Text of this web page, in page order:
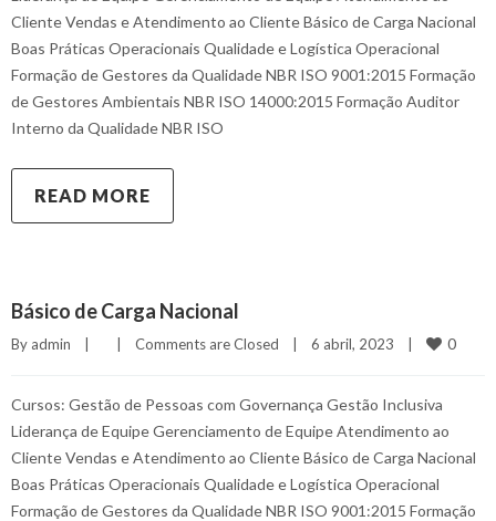
Cliente Vendas e Atendimento ao Cliente Básico de Carga Nacional
Boas Práticas Operacionais Qualidade e Logística Operacional
Formação de Gestores da Qualidade NBR ISO 9001:2015 Formação
de Gestores Ambientais NBR ISO 14000:2015 Formação Auditor
Interno da Qualidade NBR ISO
READ MORE
Básico de Carga Nacional
By admin Comments are Closed 6 abril, 2023 0
Cursos: Gestão de Pessoas com Governança Gestão Inclusiva
Liderança de Equipe Gerenciamento de Equipe Atendimento ao
Cliente Vendas e Atendimento ao Cliente Básico de Carga Nacional
Boas Práticas Operacionais Qualidade e Logística Operacional
Formação de Gestores da Qualidade NBR ISO 9001:2015 Formação